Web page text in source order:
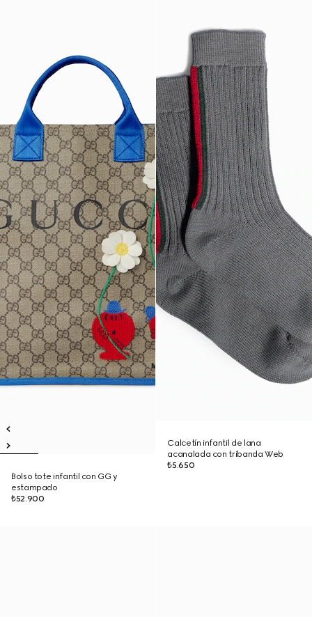
Bolso tote infantil con GG y
estampado
₺52.900
Calcetín infantil de lana
acanalada con tribanda Web
₺5.650